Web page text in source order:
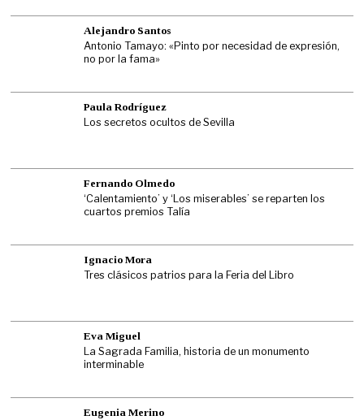
Alejandro Santos
Antonio Tamayo: «Pinto por necesidad de expresión,
no por la fama»
Paula Rodríguez
Los secretos ocultos de Sevilla
Fernando Olmedo
‘Calentamiento’ y ‘Los miserables’ se reparten los
cuartos premios Talía
Ignacio Mora
Tres clásicos patrios para la Feria del Libro
Eva Miguel
La Sagrada Familia, historia de un monumento
interminable
Eugenia Merino